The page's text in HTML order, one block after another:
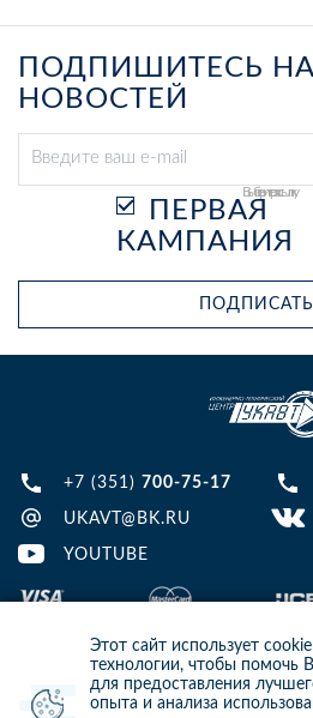
Этот сайт использует
технологии, чтобы помочь
для предоставления
опыта и анализа
ПОДПИШИТЕСЬ
НОВОСТЕЙ
Выберите рассылку
ПЕРВАЯ
КАМПАНИЯ
+7 (351) 700-75-17
UKAVT@BK.RU
YOUTUBE
© 2013-2024 ООО ИТЦ УКАВТ. ИНН: